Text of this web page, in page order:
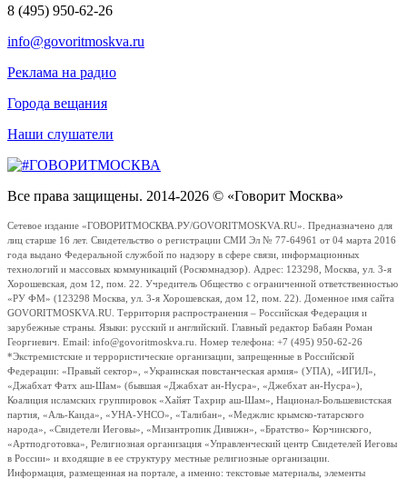
8 (495) 950-62-26
info@govoritmoskva.ru
Реклама на радио
Города вещания
Наши слушатели
Все права защищены. 2014-2026 © «Говорит Москва»
Сетевое издание «ГОВОРИТМОСКВА.РУ/GOVORITMOSKVA.RU». Предназначено для
лиц старше 16 лет. Свидетельство о регистрации СМИ Эл № 77-64961 от 04 марта 2016
года выдано Федеральной службой по надзору в сфере связи, информационных
технологий и массовых коммуникаций (Роскомнадзор). Адрес: 123298, Москва, ул. 3-я
Хорошевская, дом 12, пом. 22. Учредитель Общество с ограниченной ответственностью
«РУ ФМ» (123298 Москва, ул. 3-я Хорошевская, дом 12, пом. 22). Доменное имя сайта
GOVORITMOSKVA.RU. Территория распространения – Российская Федерация и
зарубежные страны. Языки: русский и английский. Главный редактор Бабаян Роман
Георгиевич. Email: info@govoritmoskva.ru. Номер телефона: +7 (495) 950-62-26
*Экстремистские и террористические организации, запрещенные в Российской
Федерации: «Правый сектор», «Украинская повстанческая армия» (УПА), «ИГИЛ»,
«Джабхат Фатх аш-Шам» (бывшая «Джабхат ан-Нусра», «Джебхат ан-Нусра»),
Коалиция исламских группировок «Хайят Тахрир аш-Шам», Национал-Большевистская
партия, «Аль-Каида», «УНА-УНСО», «Талибан», «Меджлис крымско-татарского
народа», «Свидетели Иеговы», «Мизантропик Дивижн», «Братство» Корчинского,
«Артподготовка», Религиозная организация «Управленческий центр Свидетелей Иеговы
в России» и входящие в ее структуру местные религиозные организации.
Информация, размещенная на портале, а именно: текстовые материалы, элементы